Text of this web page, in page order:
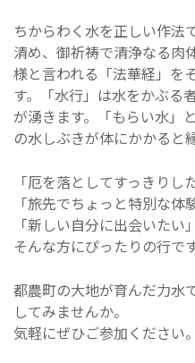
ちからわく水を正しい作法
清め、御祈祷で清浄なる肉
様と言われる「法華経」を
す。「水行」は水をかぶる
が湧きます。「もらい水」
の水しぶきが体にかかると
「厄を落としてすっきりし
「旅先でちょっと特別な体
「新しい自分に出会いたい」
そんな方にぴったりの行です
都農町の大地が育んだ力水
してみませんか。
気軽にぜひご参加ください。